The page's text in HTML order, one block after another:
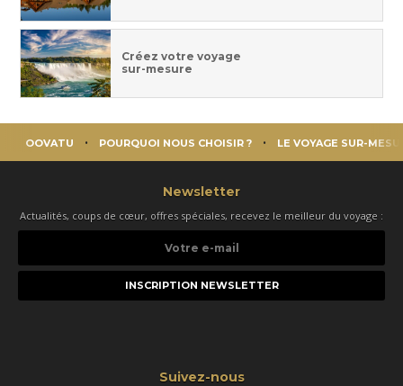
Créez votre voyage
sur-mesure
OOVATU POURQUOI NOUS CHOISIR ? LE VOYAGE SUR-
Newsletter
Actualités, coups de cœur, offres spéciales, recevez le meilleur du voyage :
e-
Suivez-nous